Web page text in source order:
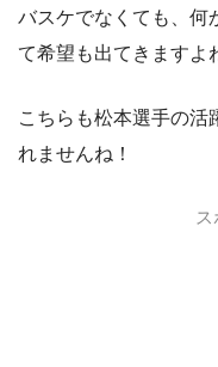
バスケでなくても、何
て希望も出てきますよ
こちらも松本選手の活
れませんね！